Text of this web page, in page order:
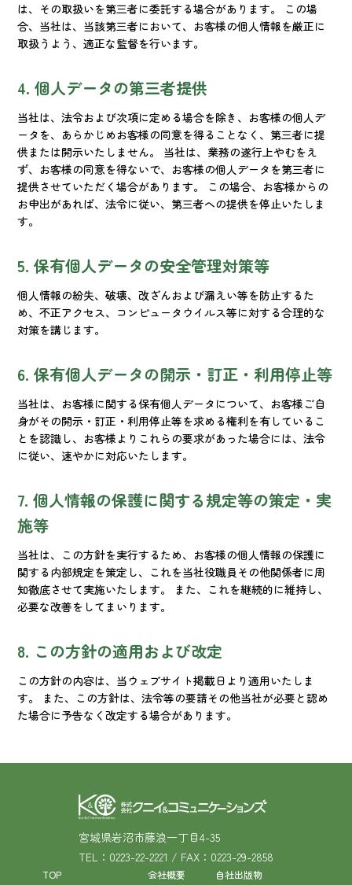
は、その取扱いを第三者に委託する場合があります。 この場
合、当社は、当該第三者において、お客様の個人情報を厳正に
取扱うよう、適正な監督を行います。
4. 個人データの第三者提供
当社は、法令および次項に定める場合を除き、お客様の個人デ
ータを、あらかじめお客様の同意を得ることなく、第三者に提
供または開示いたしません。 当社は、業務の遂行上やむをえ
ず、お客様の同意を得ないで、お客様の個人データを第三者に
提供させていただく場合があります。 この場合、お客様からの
お申出があれば、法令に従い、第三者への提供を停止いたしま
す。
5. 保有個人データの安全管理対策等
個人情報の紛失、破壊、改ざんおよび漏えい等を防止するた
め、不正アクセス、コンピュータウイルス等に対する合理的な
対策を講じます。
6. 保有個人データの開示・訂正・利用停止等
当社は、お客様に関する保有個人データについて、お客様ご自
身がその開示・訂正・利用停止等を求める権利を有しているこ
とを認識し、お客様よりこれらの要求があった場合には、法令
に従い、速やかに対応いたします。
7. 個人情報の保護に関する規定等の策定・実
施等
当社は、この方針を実行するため、お客様の個人情報の保護に
関する内部規定を策定し、これを当社役職員その他関係者に周
知徹底させて実施いたします。 また、これを継続的に維持し、
必要な改善をしてまいります。
8. この方針の適用および改定
この方針の内容は、当ウェブサイト掲載日より適用いたしま
す。 また、この方針は、法令等の要請その他当社が必要と認め
た場合に予告なく改定する場合があります。
宮城県岩沼市藤浪一丁目4-35
TEL：0223-22-2221 / FAX：0223-29-2858
TOP 会社概要 自社出版物